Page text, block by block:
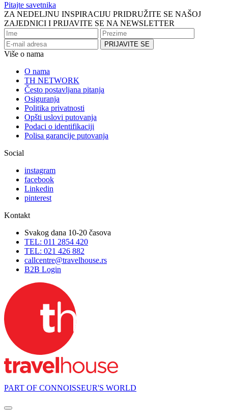
Pitajte savetnika
ZA NEDELJNU INSPIRACIJU PRIDRUŽITE SE NAŠOJ
ZAJEDNICI I PRIJAVITE SE NA NEWSLETTER
Više o nama
O nama
TH NETWORK
Često postavljana pitanja
Osiguranja
Politika privatnosti
Opšti uslovi putovanja
Podaci o identifikaciji
Polisa garancije putovanja
Social
instagram
facebook
Linkedin
pinterest
Kontakt
Svakog dana 10-20 časova
TEL: 011 2854 420
TEL: 021 426 882
callcentre@travelhouse.rs
B2B Login
PART OF CONNOISSEUR'S WORLD